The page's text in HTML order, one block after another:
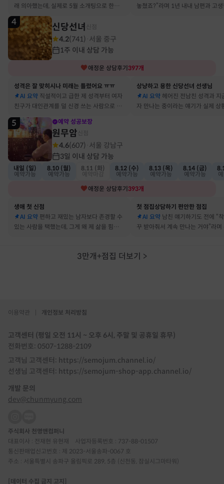
래 의아했는데, 실제로 5월 소개팅으로 한참
고민했던 사람이 있었어요
놓쳤죠?”라며 1년 내내 남편과 고
4 신당선녀
4.2(741) 서울 중구
1주 이내 상담 가능
애정운 상담후기 397개
성격은 잘 맞히시나 미래는 틀렸어요 ㅠㅠ
AI 요약 직설적이고 급한 제 성격부터 여자
친구가 대인관계를 덜 신경 쓰는 사람으로 바
뀔 거란 말까지 그대로 현실이 됐어요
상냥하고 용한 신당선녀 선생님
AI 요약 헤어진 전남친 성격과 지
자 만나는 중이라는 얘기가 실제 상
5 예약 성공보장
원무암
4.6(607) 서울 강남구
3일 이내 상담 가능
내일 (일)
예약가능
8.10 (월)
예약가능
8.11 (화)
8.12 (수)
예약가능
8.13 (목)
예약가능
8.14 (금)
예약가능
애정운 상담후기 393개
생애 첫 신점
AI 요약 편하고 재밌는 남자보다 존경할 수
있는 사람을 택했는데, 그게 왜 제 삶을 힘들게
첫 점집상담하기 편안한 점집
AI 요약 남친 얘기하기도 전에 “
꾸 받아줘서 계속 만나는 거야”라며
3만개+점집 더보기 >
이용약관 개인정보 처리방침
고객센터 (평일 오전 11시 ~ 오후 6시, 주말 및 공휴일 휴무)
전화번호: 0507-1288-2109
고객님 고객센터: https://semojum.channel.io/
선생님 고객센터: https://semojum-shop-app.channel.io/
개발 문의
dev@chunmyung.com
주식회사 천명앤컴퍼니
대표이사 : 전재현 유현재 사업자등록번호 : 737-88-01507
통신판매업신고번호 : 제 2023-서울송파-0067 호
주소 : 서울특별시 송파구 올림픽로 289, 5층 (신천동, 잠실시그마타워)
[데이터 수집 금지 고지]